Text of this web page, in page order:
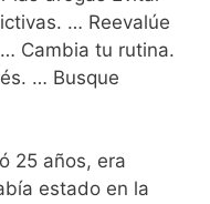
… Reevalúe
Cambia tu rutina.
… Busque
25 años, era
estado en la